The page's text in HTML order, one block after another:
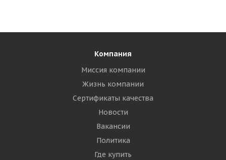
Компания
Миссия компании
Жизнь компании
Сертификаты качества
Новости
Вакансии
Политика
Где купить